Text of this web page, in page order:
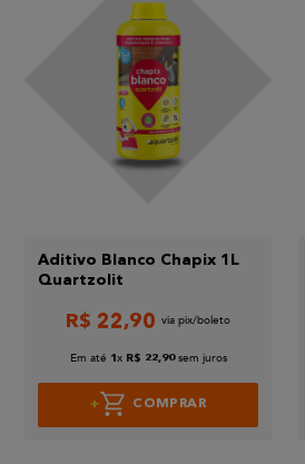
Aditivo Blanco Chapix 1L
Quartzolit
R$ 22,90
Em até 1 x R$ 22,90 sem juros
COMPRAR